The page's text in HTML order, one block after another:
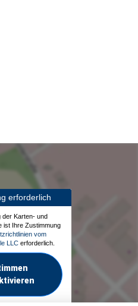
erforderlich
der Karten- und
ist Ihre Zustimmung
vom
LLC erforderlich.